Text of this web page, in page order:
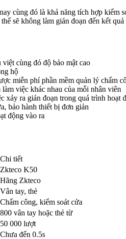
cùng đó là khả năng tích hợp kiểm
sẽ không làm gián đoạn đến kết
cùng đó độ bảo mật cao
hộ
miễn phí phần mềm quản lý chấm
việc khác nhau của mỗi nhân viên
xảy ra gián đoạn trong quá trình hoạt
bảo hành thiết bị đơn giản
động vào ra
Chi tiết
Zkteco K50
Hãng Zkteco
Vân tay, thẻ
Chấm công, kiểm soát cửa
800 vân tay hoặc thẻ từ
50 000 lượt
Chưa đến 0.5s